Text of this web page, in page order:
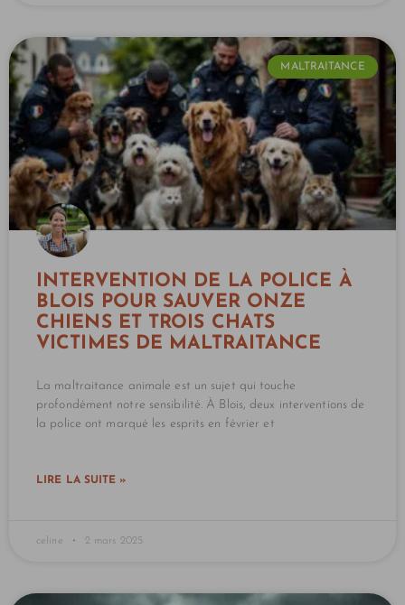
MALTRAITANCE
INTERVENTION DE LA POLICE À
BLOIS POUR SAUVER ONZE
CHIENS ET TROIS CHATS
VICTIMES DE MALTRAITANCE
La maltraitance animale est un sujet qui touche
profondément notre sensibilité. À Blois, deux interventions de
la police ont marqué les esprits en février et
LIRE LA SUITE »
celine 2 mars 2025